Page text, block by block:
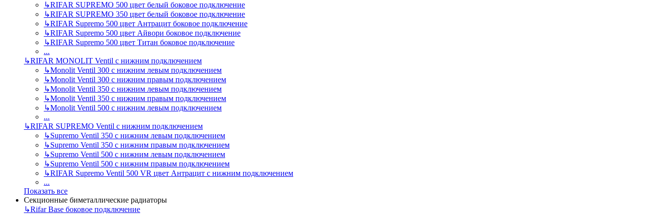
↳RIFAR SUPREMO 500 цвет белый боковое подключение
↳RIFAR SUPREMO 350 цвет белый боковое подключение
↳RIFAR Supremo 500 цвет Антрацит боковое подключение
↳RIFAR Supremo 500 цвет Айвори боковое подключение
↳RIFAR Supremo 500 цвет Титан боковое подключение
...
↳RIFAR MONOLIT Ventil с нижним подключением
↳Monolit Ventil 300 с нижним левым подключением
↳Monolit Ventil 300 с нижним правым подключением
↳Monolit Ventil 350 с нижним левым подключением
↳Monolit Ventil 350 с нижним правым подключением
↳Monolit Ventil 500 с нижним левым подключением
...
↳RIFAR SUPREMO Ventil с нижним подключением
↳Supremo Ventil 350 с нижним левым подключением
↳Supremo Ventil 350 с нижним правым подключением
↳Supremo Ventil 500 с нижним левым подключением
↳Supremo Ventil 500 с нижним правым подключением
↳RIFAR Supremo Ventil 500 VR цвет Антрацит с нижним подключением
...
Показать все
Секционные биметаллические радиаторы
↳Rifar Base боковое подключение